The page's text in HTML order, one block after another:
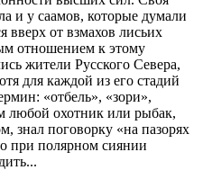
и у саамов, которые думали
от взмахов лисьих
отношением к этому
жители Русского Севера,
для каждой из его стадий
«отбель», «зори»,
любой охотник или рыбак,
знал поговорку «на пазорях
при полярном сиянии